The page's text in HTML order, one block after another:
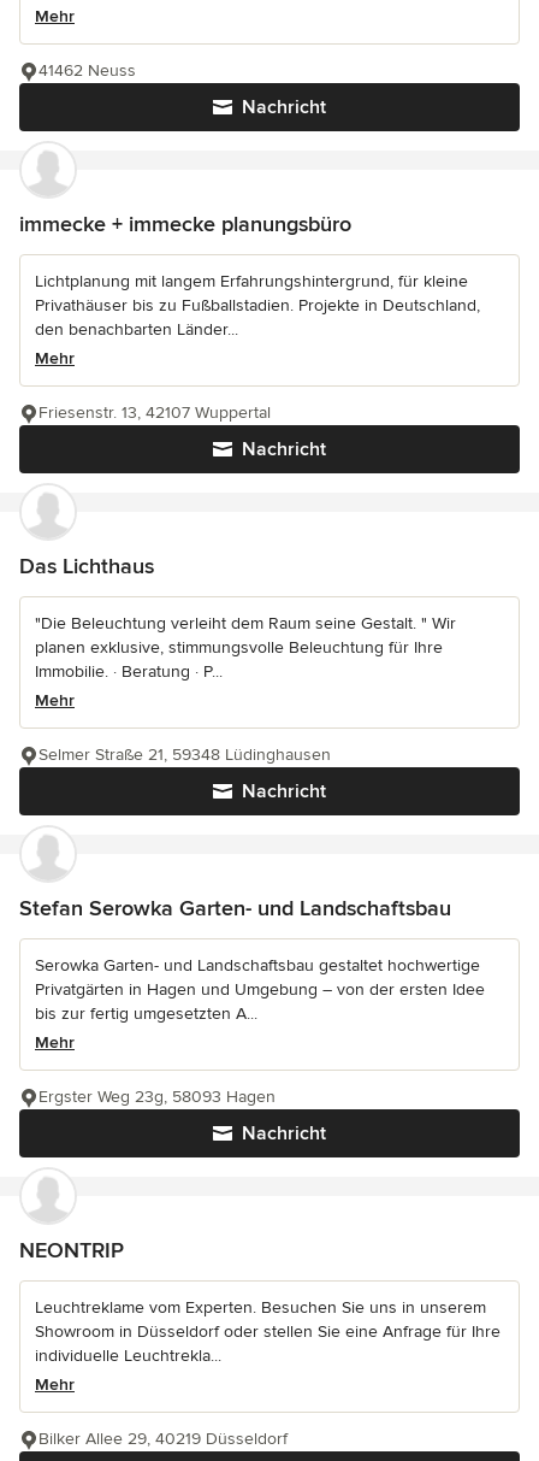
Mehr
Nachricht
41462 Neuss
immecke + immecke planungsbüro
Lichtplanung mit langem Erfahrungshintergrund, für kleine
Privathäuser bis zu Fußballstadien. Projekte in Deutschland,
den benachbarten Länder...
Mehr
Nachricht
Friesenstr. 13, 42107 Wuppertal
Das Lichthaus
"Die Beleuchtung verleiht dem Raum seine Gestalt. " Wir
planen exklusive, stimmungsvolle Beleuchtung für Ihre
Immobilie. · Beratung · P...
Mehr
Nachricht
Selmer Straße 21, 59348 Lüdinghausen
Stefan Serowka Garten- und Landschaftsbau
Serowka Garten- und Landschaftsbau gestaltet hochwertige
Privatgärten in Hagen und Umgebung – von der ersten Idee
bis zur fertig umgesetzten A...
Mehr
Nachricht
Ergster Weg 23g, 58093 Hagen
NEONTRIP
Leuchtreklame vom Experten. Besuchen Sie uns in unserem
Showroom in Düsseldorf oder stellen Sie eine Anfrage für Ihre
individuelle Leuchtrekla...
Mehr
Bilker Allee 29, 40219 Düsseldorf